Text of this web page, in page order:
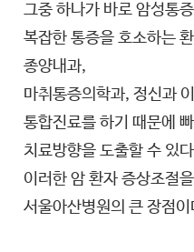
그중 하나가 바로 암성통
복잡한 통증을 호소하는
종양내과,
마취통증의학과, 정신과
통합진료를 하기 때문에
치료방향을 도출할 수 있
이러한 암 환자 증상조절
서울아산병원의 큰 장점이